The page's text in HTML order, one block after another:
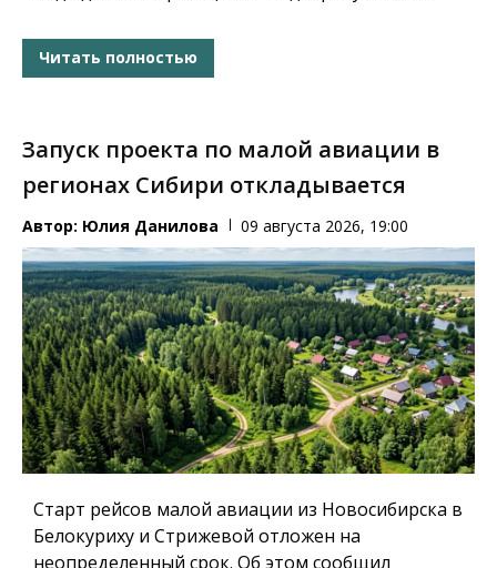
Читать полностью
Запуск проекта по малой авиации в
регионах Сибири откладывается
Автор: Юлия Данилова 09 августа 2026, 19:00
Старт рейсов малой авиации из Новосибирска в
Белокуриху и Стрижевой отложен на
неопределенный срок. Об этом сообщил